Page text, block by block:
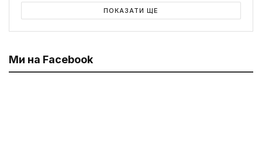
ПОКАЗАТИ ЩЕ
Ми на Facebook